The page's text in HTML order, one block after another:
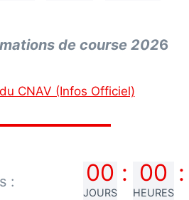
de course 2026
CNAV (Infos Officiel)
: 00
JOURS
: 00
HEURES
: